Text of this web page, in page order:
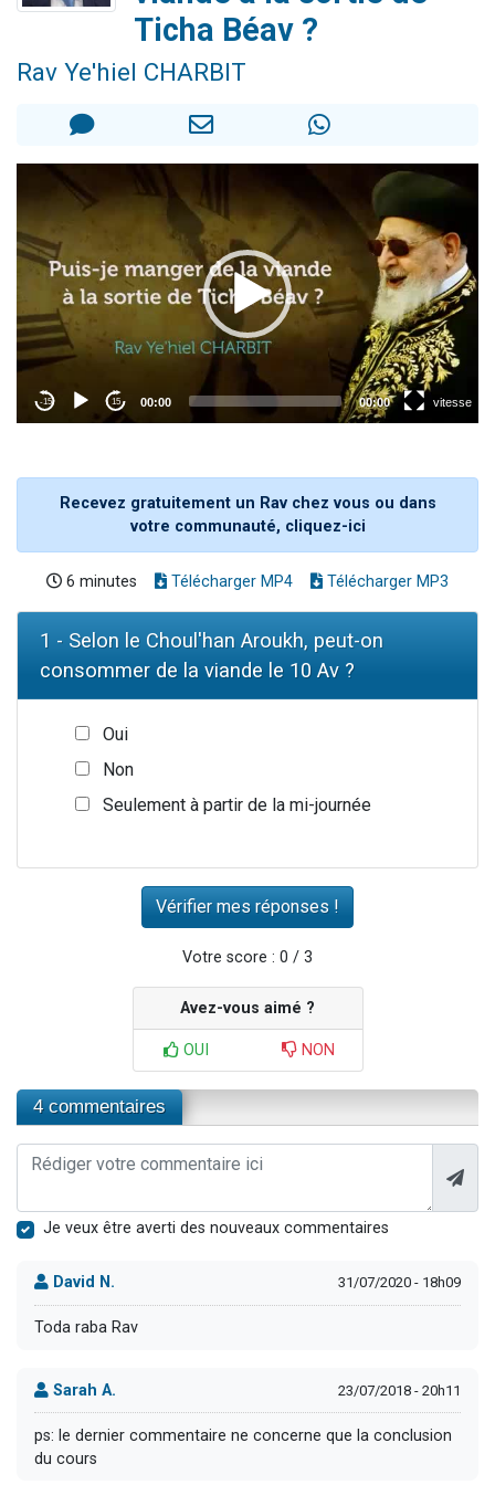
3 personnes viennent de faire un don pour 5 jours de vacances aux Orphelins
Odaya vient de donner son Maasser
Ticha Béav ?
Rav Ye'hiel CHARBIT
Recevez gratuitement un Rav chez vous ou dans
votre communauté, cliquez-ici
6 minutes Télécharger MP4 Télécharger MP3
1 - Selon le Choul'han Aroukh, peut-on
consommer de la viande le 10 Av ?
Oui
Non
Seulement à partir de la mi-journée
Votre score : 0 / 3
Avez-vous aimé ?
OUI NON
4 commentaires
Je veux être averti des nouveaux commentaires
David N. 31/07/2020 - 18h09
Toda raba Rav
Sarah A. 23/07/2018 - 20h11
ps: le dernier commentaire ne concerne que la conclusion
du cours